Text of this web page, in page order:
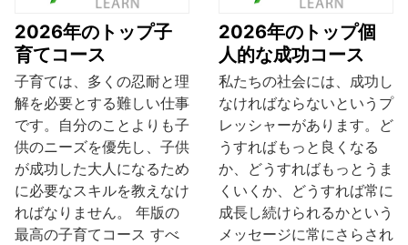
2026年のトップ子
育てコース
子育ては、多くの忍耐と理
解を必要とする難しい仕事
です。自分のことよりも子
供のニーズを優先し、子供
が成功した大人になるため
に必要なスキルを教えなけ
ればなりません。 年版の
最高の子育てコース すべ
2026年のトップ個
人的な成功コース
私たちの社会には、成功し
なければならないというプ
レッシャーがあります。ど
うすればもっと良くなる
か、どうすればもっとうま
くいくか、どうすれば常に
成長し続けられるかという
メッセージに常にさらされ